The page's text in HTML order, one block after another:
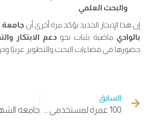
والبحث العلمي
إن هذا الإنجاز الجديد يؤكد مرة أخرى أن جامعة
بالواديماضية بثبات نحو دعم الابتكار
حضورها في فضاءات البحث والتطوير عربيًا
السابق